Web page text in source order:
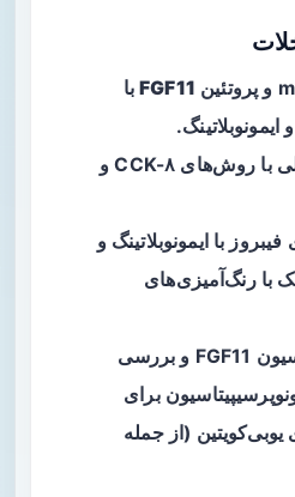
FGF11با
ارزیابی تکثیر سلولی با روش‌های CCK-۸ و
با ایمونوبلاتینگ و
با رنگ‌آمیزی‌های
تحلیل یوبی‌کویتیناسیون FGF11 و بررسی
برای
یوبی‌کویتین (از جمله